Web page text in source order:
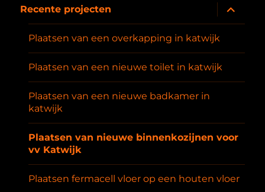
Recente projecten
submenu
Plaatsen van een overkapping in katwijk
Plaatsen van een nieuwe toilet in katwijk
Plaatsen van een nieuwe badkamer in
katwijk
Plaatsen van nieuwe binnenkozijnen voor
vv Katwijk
Plaatsen fermacell vloer op een houten vloer